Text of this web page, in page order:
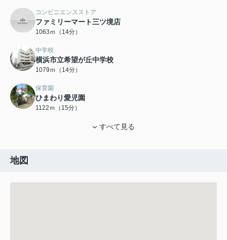
コンビニエンスストア
ファミリーマート三ツ境店
1063ｍ（14分）
中学校
横浜市立希望が丘中学校
1079ｍ（14分）
保育園
ひまわり愛児園
1122ｍ（15分）
すべて見る
地図